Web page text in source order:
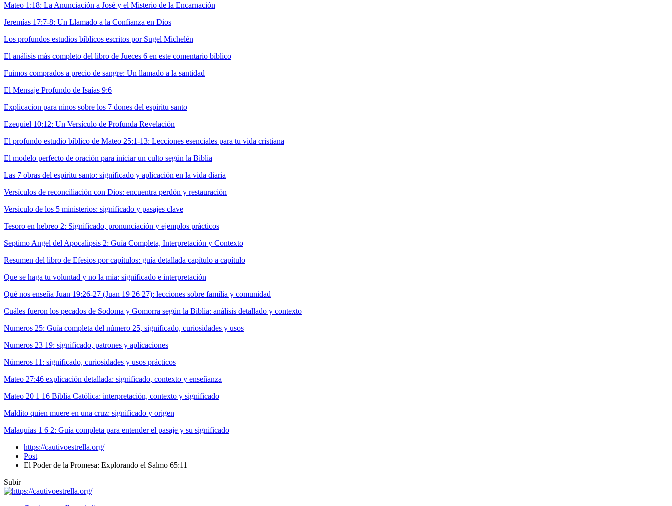
Mateo 1:18: La Anunciación a José y el Misterio de la Encarnación
Jeremías 17:7-8: Un Llamado a la Confianza en Dios
Los profundos estudios bíblicos escritos por Sugel Michelén
El análisis más completo del libro de Jueces 6 en este comentario bíblico
Fuimos comprados a precio de sangre: Un llamado a la santidad
El Mensaje Profundo de Isaías 9:6
Explicacion para ninos sobre los 7 dones del espiritu santo
Ezequiel 10:12: Un Versículo de Profunda Revelación
El profundo estudio bíblico de Mateo 25:1-13: Lecciones esenciales para tu vida cristiana
El modelo perfecto de oración para iniciar un culto según la Biblia
Las 7 obras del espiritu santo: significado y aplicación en la vida diaria
Versículos de reconciliación con Dios: encuentra perdón y restauración
Versiculo de los 5 ministerios: significado y pasajes clave
Tesoro en hebreo 2: Significado, pronunciación y ejemplos prácticos
Septimo Angel del Apocalipsis 2: Guía Completa, Interpretación y Contexto
Resumen del libro de Efesios por capítulos: guía detallada capítulo a capítulo
Que se haga tu voluntad y no la mia: significado e interpretación
Qué nos enseña Juan 19:26-27 (Juan 19 26 27): lecciones sobre familia y comunidad
Cuáles fueron los pecados de Sodoma y Gomorra según la Biblia: análisis detallado y contexto
Numeros 25: Guía completa del número 25, significado, curiosidades y usos
Numeros 23 19: significado, patrones y aplicaciones
Números 11: significado, curiosidades y usos prácticos
Mateo 27:46 explicación detallada: significado, contexto y enseñanza
Mateo 20 1 16 Biblia Católica: interpretación, contexto y significado
Maldito quien muere en una cruz: significado y origen
Malaquías 1 6 2: Guía completa para entender el pasaje y su significado
https://cautivoestrella.org/
Post
El Poder de la Promesa: Explorando el Salmo 65:11
Subir